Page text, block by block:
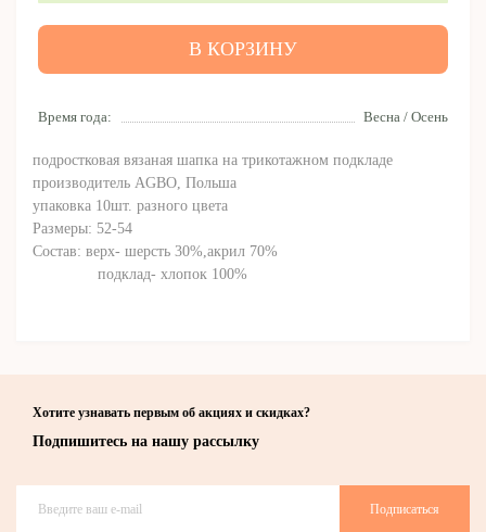
Время года: Весна / Осень
подростковая вязаная шапка на трикотажном подкладе
производитель AGBO, Польша
упаковка 10шт. разного цвета
Размеры: 52-54
Состав: верх- шерсть 30%,акрил 70%
подклад- хлопок 100%
В КОРЗИНУ
Хотите узнавать первым об акциях и скидках?
Подпишитесь на нашу рассылку
Подписаться